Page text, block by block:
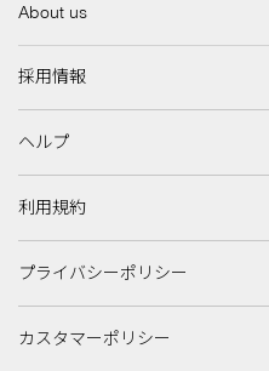
About us
採用情報
ヘルプ
利用規約
プライバシーポリシー
カスタマーポリシー